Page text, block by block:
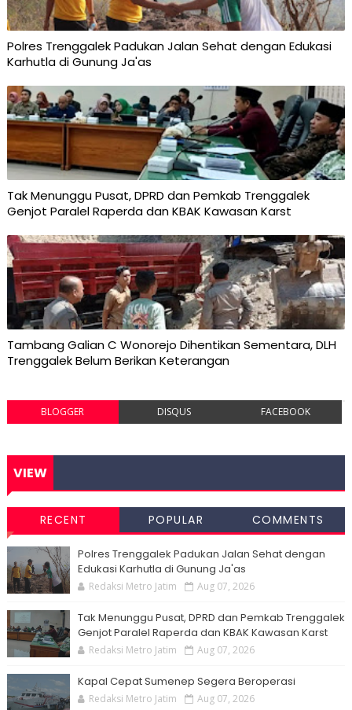
Polres Trenggalek Padukan Jalan Sehat dengan Edukasi
Karhutla di Gunung Ja'as
Tak Menunggu Pusat, DPRD dan Pemkab Trenggalek
Genjot Paralel Raperda dan KBAK Kawasan Karst
Tambang Galian C Wonorejo Dihentikan Sementara, DLH
Trenggalek Belum Berikan Keterangan
BLOGGER DISQUS FACEBOOK
VIEW
RECENT POPULAR COMMENTS
Polres Trenggalek Padukan Jalan Sehat dengan
Edukasi Karhutla di Gunung Ja'as
Redaksi Metro Jatim Aug 07, 2026
Tak Menunggu Pusat, DPRD dan Pemkab Trenggalek
Genjot Paralel Raperda dan KBAK Kawasan Karst
Redaksi Metro Jatim Aug 07, 2026
Kapal Cepat Sumenep Segera Beroperasi
Redaksi Metro Jatim Aug 07, 2026